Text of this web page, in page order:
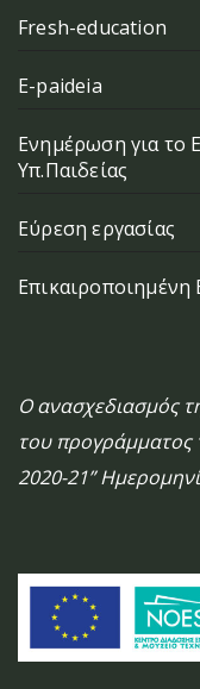
Fresh-education
E-paideia
Ενημέρωση για το
Υπ.Παιδείας
Εύρεση εργασίας
Ο ανασχεδιασμός
του προγράμματος
2020-21”